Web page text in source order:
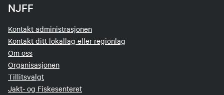
NJFF
Kontakt administrasjonen
Kontakt ditt lokallag eller regionlag
Om oss
Organisasjonen
Tillitsvalgt
Jakt- og Fiskesenteret